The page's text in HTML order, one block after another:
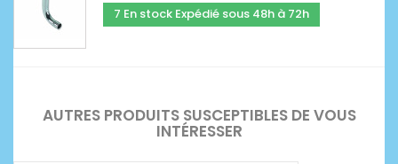
7 En stock Expédié sous 48h à 72h
AUTRES PRODUITS SUSCEPTIBLES DE VOUS
INTÉRESSER